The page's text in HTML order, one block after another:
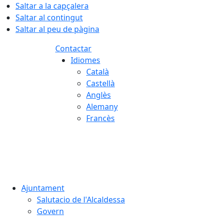
Saltar a la capçalera
Saltar al contingut
Saltar al peu de pàgina
Contactar
Idiomes
Català
Castellà
Anglès
Alemany
Francès
Ajuntament
Salutacio de l'Alcaldessa
Govern